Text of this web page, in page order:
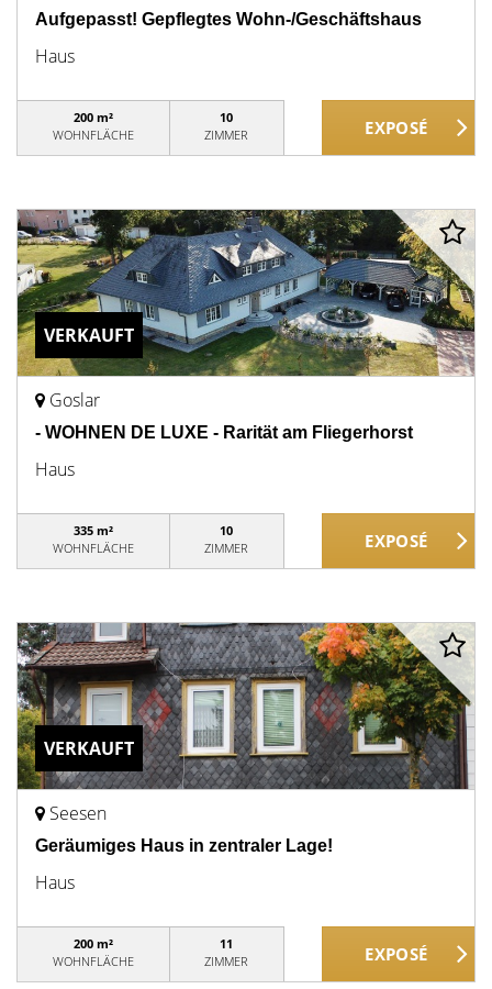
Aufgepasst! Gepflegtes Wohn-/Geschäftshaus
Haus
200 m²
WOHNFLÄCHE
10
ZIMMER
VERKAUFT
Goslar
- WOHNEN DE LUXE - Rarität am Fliegerhorst
Haus
335 m²
WOHNFLÄCHE
10
ZIMMER
VERKAUFT
Seesen
Geräumiges Haus in zentraler Lage!
Haus
200 m²
WOHNFLÄCHE
11
ZIMMER